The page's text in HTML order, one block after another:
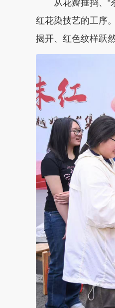
从花瓣捶捣、“杀
红花染技艺的工序
揭开、红色纹样跃